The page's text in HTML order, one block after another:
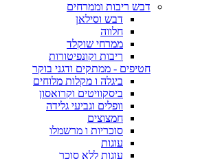
דבש ריבות וממרחים
דבש וסילאן
חלווה
ממרחי שוקלד
ריבות וקונפיטורות
חטיפים - ממתקים ודגני בוקר
ביגלה ו מקלות מלוחים
ביסקוויטים וקרואסון
וופלים וגביעי גלידה
חמצוצים
סוכריות ו מרשמלו
עוגות
עוגות ללא סוכר